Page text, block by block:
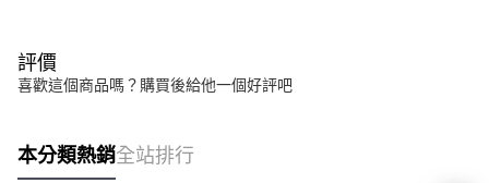
評價
喜歡這個商品嗎？購買後給他一個好評吧
本分類熱銷全站排行